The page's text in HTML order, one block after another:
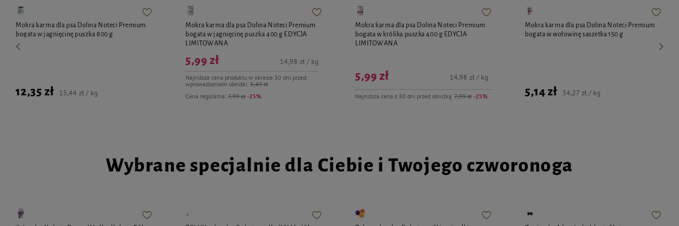
Mokra karma dla psa Dolina Noteci Premium
bogata w jagnięcinę puszka 800 g
12,35 zł 15,44 zł / kg
Mokra karma dla psa Dolina Noteci Premium
bogata w jagnięcinę puszka 400 g EDYCJA
LIMITOWANA
Cena regularna: 7,99 zł -25%
5,99 zł
Najniższa cena produktu w okresie 30 dni przed
wprowadzeniem obniżki: 5,49 zł
14,98 zł / kg
Mokra karma dla psa Dolina Noteci Premium
bogata w królika puszka 400 g EDYCJA
LIMITOWANA
Najniższa cena z 30 dni przed obniżką 7,99 zł -25%
5,99 zł 14,98 zł / kg
Mokra karma dla psa Dolina Noteci Premium
bogata w wołowinę saszetka 150 g
5,14 zł 34,27 zł / kg
Wybrane specjalnie dla Ciebie i Twojego czworonoga